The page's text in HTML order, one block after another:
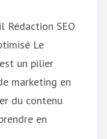
Rédaction SEO
Le
un pilier
marketing en
du contenu
en